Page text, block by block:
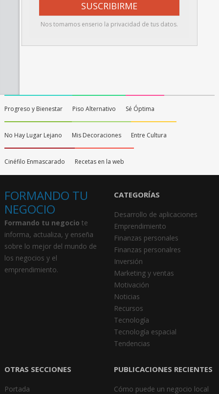
Nos tomamos enserio la privacidad de tus datos.
Progreso y Bienestar Piso Alternativo Sé Óptima
No Hay Lugar Lejano Mis Decoraciones Entre Cultura
Cinéfilo Enmascarado Recetas en la web
FORMANDO TU
NEGOCIO
Formando tu negocio te
informa, actualiza, y enseña
sobre lo mejor del mundo de
los negocios y el
emprendimiento.
CATEGORÍAS
Desarrollo de aplicaciones
Emprendimiento
Finanzas personales
Finanzas personalres
Inversión
Marketing y ventas
Motivación
Noticias
Recursos
Tecnología
Tecnología espacial
Tendencias
OTRAS SECCIONES
Portada
PUBLICACIONES RECIENTES
Cómo puede un negocio local